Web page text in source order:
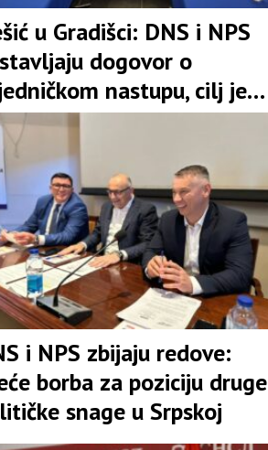
u Gradišci: DNS i NPS
dogovor o
nastupu, cilj je
pozicija u koaliciji
i NPS zbijaju redove:
borba za poziciju druge
snage u Srpskoj